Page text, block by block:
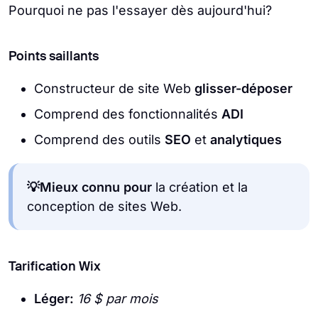
Pourquoi ne pas l'essayer dès aujourd'hui?
Points saillants
Constructeur de site Web glisser-déposer
Comprend des fonctionnalités ADI
Comprend des outils SEO et analytiques
💡Mieux connu pour la création et la
conception de sites Web.
Tarification Wix
Léger: 16 $ par mois